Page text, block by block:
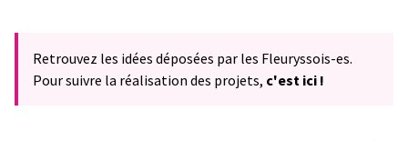
Retrouvez les idées déposées par les Fleuryssois-es.
Pour suivre la réalisation des projets, c'est ici !